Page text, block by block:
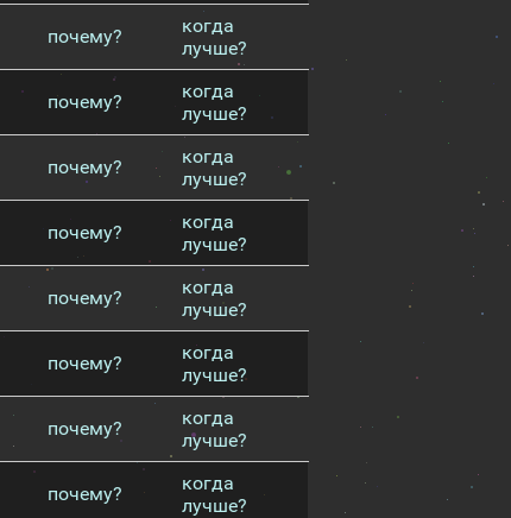
почему?
когда
лучше?
почему?
когда
лучше?
почему?
когда
лучше?
почему?
когда
лучше?
почему?
когда
лучше?
почему?
когда
лучше?
почему?
когда
лучше?
почему?
когда
лучше?